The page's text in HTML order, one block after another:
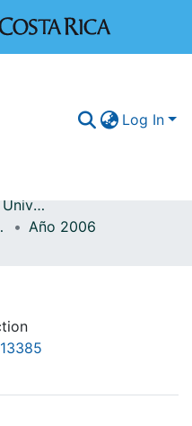
Log In
Publicaciones de la Universidad de Costa Rica
Año 2006